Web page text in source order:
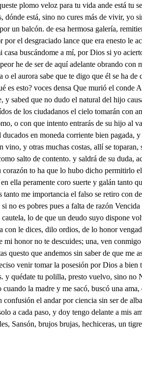
plomo veloz para tu vida ande está tu
está, sino no cures más de vivir, yo
balcón. de esa hermosa galería,
el desgraciado lance que era enesto le
buscándome a mí, por Dios si yo
he de ser de aquí adelante obrando
el aurora sabe que te digo que él se ha
esto? voces densa Que murió el conde
sabed que no dudo el natural del hijo
de los ciudadanos el cielo tomarán con
o con que intento entrarás de su hijo al
en moneda corriente bien pagada,
y otras muchas costas, allí se toparan,
salto de contento. y saldrá de su duda,
to ha que lo hubo dicho permitirlo
ella peramente coro suerte y galán tanto
me importancia el falso se retiro con
no es pobres pues a falta de razón
lo de que un deudo suyo dispone
le dices, dilo ordios, de lo honor
honor no te descuides; una, ven
que andemos sin saber de que me
venir tomar la posesión por Dios a
quédate tu polilla, presto vuelvo, sino no
la madre y me sacó, buscó una
el andar por ciencia sin ser de
a cada paso, y doy tengo delante a mis
Sansón, brujos brujas, hechiceras, un